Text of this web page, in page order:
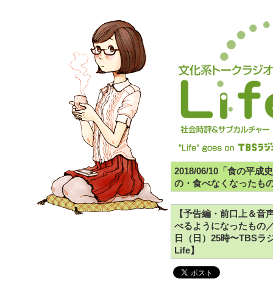
2018/06/10「食の平成
の・食べなくなったも
【予告編・前口上＆音
べるようになったもの
日（日）25時〜TBSラ
Life】